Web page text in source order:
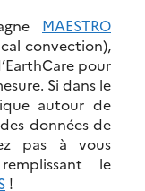
MAESTRO
convection),
pour
Si dans le
autour de
données de
pas à vous
le
!